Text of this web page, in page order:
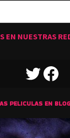
EN NUESTRAS
TWITTERFACEBOOK
PELICULAS EN